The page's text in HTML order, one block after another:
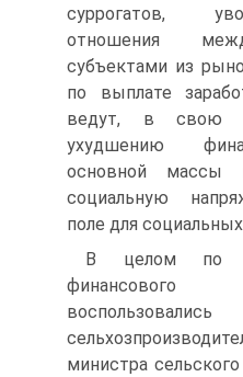
суррогатов,
отношения
субъектами из
по выплате
ведут, в свою
ухудшению
основной массы
социальную
поле для
В целом по
министра